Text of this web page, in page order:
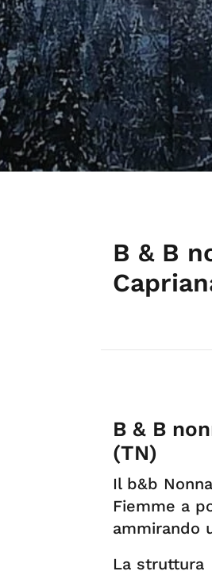
B & B
B & B
(TN)
Il b&b
Fiemme a
ammirando
La struttura